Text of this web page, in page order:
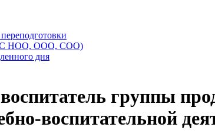
НОО, ООО, СОО)
дня
группы
воспитательной